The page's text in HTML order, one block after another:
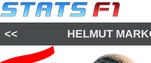
<< HELMUT